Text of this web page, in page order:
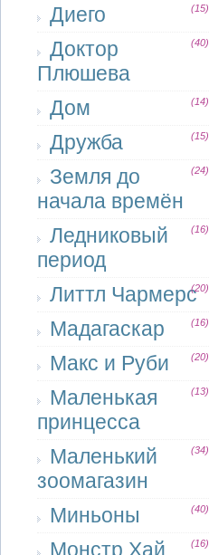
Диего (15)
Доктор
Плюшева
(40)
Дом (14)
Дружба (15)
Земля до
начала времён
(24)
Ледниковый
период
(16)
Литтл Чармерс(20)
Мадагаскар (16)
Макс и Руби (20)
Маленькая
принцесса
(13)
Маленький
зоомагазин
(34)
Миньоны (40)
Монстр Хай (16)